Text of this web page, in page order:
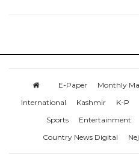
E-Paper Monthly
International
Kashmir K-P
Sports
Entertainment
Country News Digital